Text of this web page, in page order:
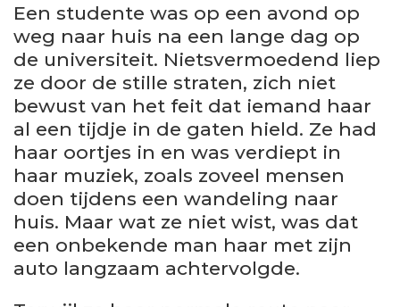
Een studente was op een avond op
weg naar huis na een lange dag op
de universiteit. Nietsvermoedend liep
ze door de stille straten, zich niet
bewust van het feit dat iemand haar
al een tijdje in de gaten hield. Ze had
haar oortjes in en was verdiept in
haar muziek, zoals zoveel mensen
doen tijdens een wandeling naar
huis. Maar wat ze niet wist, was dat
een onbekende man haar met zijn
auto langzaam achtervolgde.